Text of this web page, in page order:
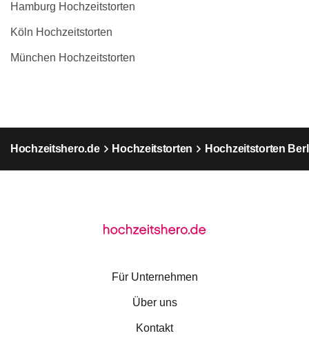
Hamburg Hochzeitstorten
Köln Hochzeitstorten
München Hochzeitstorten
Hochzeitshero.de Hochzeitstorten Hochzeitstorten
Für Unternehmen
Über uns
Kontakt